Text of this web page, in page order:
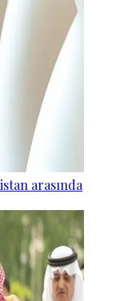
arasında